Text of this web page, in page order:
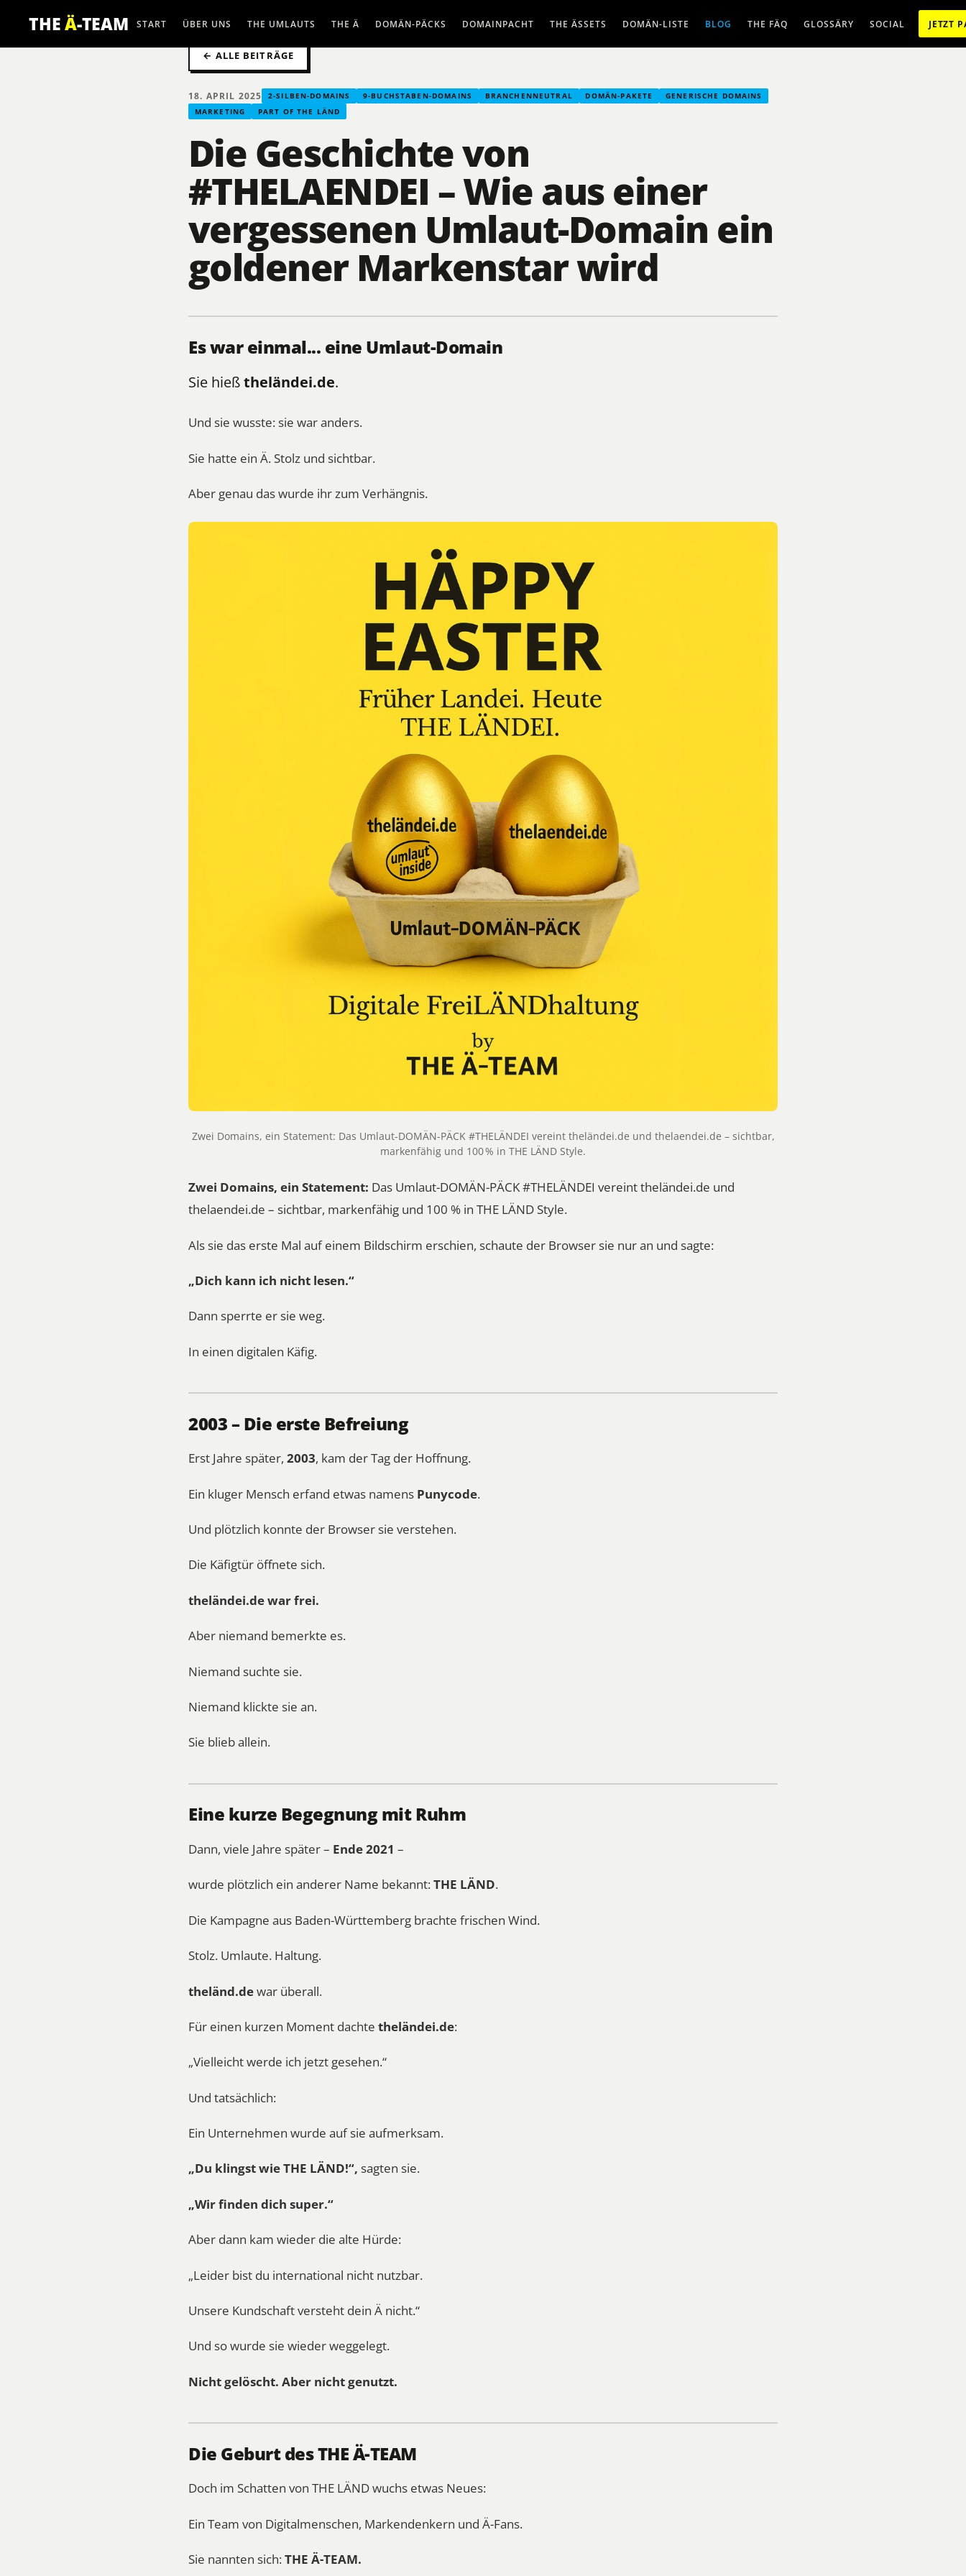
THEÄ-TEAM START ÜBER UNS THE UMLAUTS THE Ä DOMÄN-PÄCKS DOMAINPACHT THE ÄSSETS DOMÄN-LISTE BLOG THE FÄQ GLOSSÄRY SOCIAL JETZT
← ALLE BEITRÄGE
18. APRIL 2025 2-SILBEN-DOMAINS 9-BUCHSTABEN-DOMAINS BRANCHENNEUTRAL DOMÄN-PAKETE
GENERISCHE DOMAINS
MARKETING
PART OF THE LÄND
Die Geschichte von
#THELAENDEI – Wie aus einer
vergessenen Umlaut-Domain ein
goldener Markenstar wird
Es war einmal... eine Umlaut-Domain
Sie hießtheländei.de.
Und sie wusste: sie war anders.
Sie hatte ein Ä. Stolz und sichtbar.
Aber genau das wurde ihr zum Verhängnis.
Zwei Domains, ein Statement: Das Umlaut-DOMÄN-PÄCK #THELÄNDEI vereint theländei.de und thelaendei.de – sichtbar,
markenfähig und 100 % in THE LÄND Style.
Zwei Domains, ein Statement: Das Umlaut-DOMÄN-PÄCK #THELÄNDEI vereint theländei.de und
thelaendei.de – sichtbar, markenfähig und 100 % in THE LÄND Style.
Als sie das erste Mal auf einem Bildschirm erschien, schaute der Browser sie nur an und sagte:
„Dich kann ich nicht lesen.“
Dann sperrte er sie weg.
In einen digitalen Käfig.
2003 – Die erste Befreiung
Erst Jahre später, 2003, kam der Tag der Hoffnung.
Ein kluger Mensch erfand etwas namens Punycode.
Und plötzlich konnte der Browser sie verstehen.
Die Käfigtür öffnete sich.
theländei.de war frei.
Aber niemand bemerkte es.
Niemand suchte sie.
Niemand klickte sie an.
Sie blieb allein.
Eine kurze Begegnung mit Ruhm
Dann, viele Jahre später – Ende 2021 –
wurde plötzlich ein anderer Name bekannt:THE LÄND.
Die Kampagne aus Baden-Württemberg brachte frischen Wind.
Stolz. Umlaute. Haltung.
theländ.dewar überall.
Für einen kurzen Moment dachte theländei.de:
„Vielleicht werde ich jetzt gesehen.“
Und tatsächlich:
Ein Unternehmen wurde auf sie aufmerksam.
„Du klingst wie THE LÄND!“, sagten sie.
„Wir finden dich super.“
Aber dann kam wieder die alte Hürde:
„Leider bist du international nicht nutzbar.
Unsere Kundschaft versteht dein Ä nicht.“
Und so wurde sie wieder weggelegt.
Nicht gelöscht. Aber nicht genutzt.
Die Geburt des THE Ä-TEAM
Doch im Schatten von THE LÄND wuchs etwas Neues:
Ein Team von Digitalmenschen, Markendenkern und Ä-Fans.
Sie nannten sich:THE Ä-TEAM.